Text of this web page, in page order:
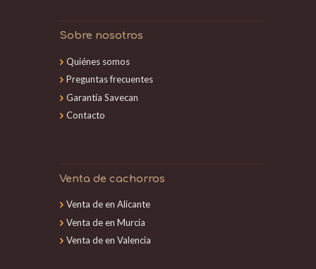
Sobre nosotros
Quiénes somos
Preguntas frecuentes
Garantía Savecan
Contacto
Venta de cachorros
Venta de en Alicante
Venta de en Murcia
Venta de en Valencia